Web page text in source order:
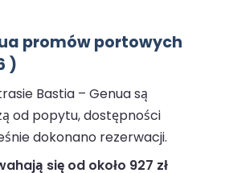
promów portowych
)
Bastia – Genua są
od popytu, dostępności
dokonano rezerwacji.
się od około 927 zł